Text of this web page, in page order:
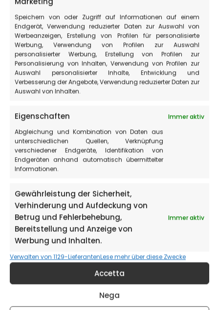
Speichern von oder Zugriff auf Informationen auf einem
Endgerät, Verwendung reduzierter Daten zur Auswahl von
Werbeanzeigen, Erstellung von Profilen für personalisierte
Werbung, Verwendung von Profilen zur Auswahl
personalisierter Werbung, Erstellung von Profilen zur
Personalisierung von Inhalten, Verwendung von Profilen zur
Auswahl personalisierter Inhalte, Entwicklung und
Verbesserung der Angebote, Verwendung reduzierter Daten zur
Auswahl von Inhalten.
Eigenschaften
Immer aktiv
Abgleichung und Kombination von Daten aus
unterschiedlichen Quellen, Verknüpfung
verschiedener Endgeräte, Identifikation von
Endgeräten anhand automatisch übermittelter
Informationen.
Gewährleistung der Sicherheit,
Verhinderung und Aufdeckung von
Betrug und Fehlerbehebung,
Bereitstellung und Anzeige von
Werbung und Inhalten.
Immer aktiv
Verwalten von 1129-LieferantenLese mehr über diese Zwecke
Accetta
Nega
Zentralapennin
Karte:
Möchten Sie wissen, wie Sie diese Routen befahren
können? Wünschen Sie die Hilfe eines Reiseführers?
KONTAKT